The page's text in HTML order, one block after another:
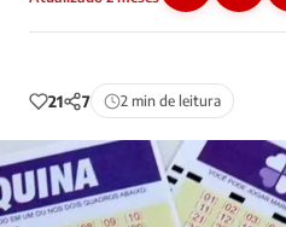
21 7 2 min de leitura